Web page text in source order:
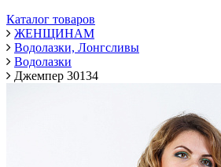
Каталог товаров
ЖЕНЩИНАМ
Водолазки, Лонгсливы
Водолазки
Джемпер 30134